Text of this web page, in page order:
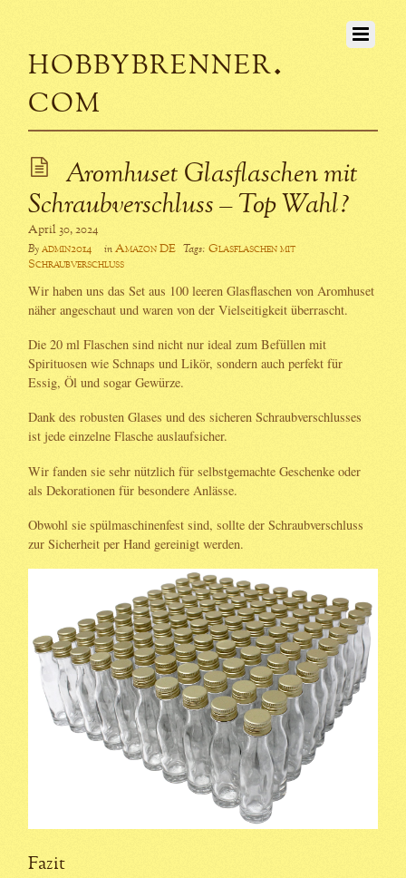
hobbybrenner.
com
Aromhuset Glasflaschen mit
Schraubverschluss – Top Wahl?
April 30, 2024
Byadmin2014 inAmazon DE Tags: Glasflaschen mit
Schraubverschluss
Wir haben uns das Set aus 100 leeren Glasflaschen von Aromhuset
näher angeschaut und waren von der Vielseitigkeit überrascht.
Die 20 ml Flaschen sind nicht nur ideal zum Befüllen mit
Spirituosen wie Schnaps und Likör, sondern auch perfekt für
Essig, Öl und sogar Gewürze.
Dank des robusten Glases und des sicheren Schraubverschlusses
ist jede einzelne Flasche auslaufsicher.
Wir fanden sie sehr nützlich für selbstgemachte Geschenke oder
als Dekorationen für besondere Anlässe.
Obwohl sie spülmaschinenfest sind, sollte der Schraubverschluss
zur Sicherheit per Hand gereinigt werden.
Fazit